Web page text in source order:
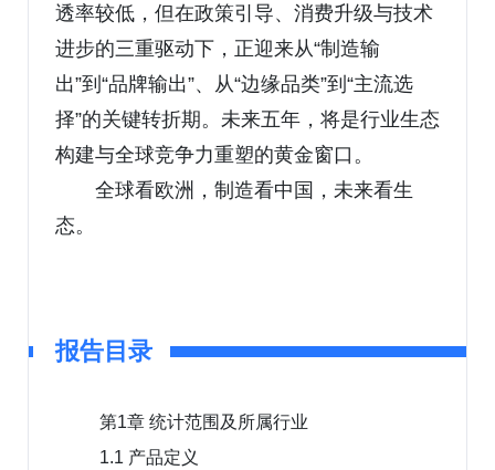
透率较低，但在政策引导、消费升级与技术
进步的三重驱动下，正迎来从“制造输
出”到“品牌输出”、从“边缘品类”到“主流选
择”的关键转折期。未来五年，将是行业生态
构建与全球竞争力重塑的黄金窗口。
全球看欧洲，制造看中国，未来看生
态。
报告目录
第1章 统计范围及所属行业
1.1 产品定义